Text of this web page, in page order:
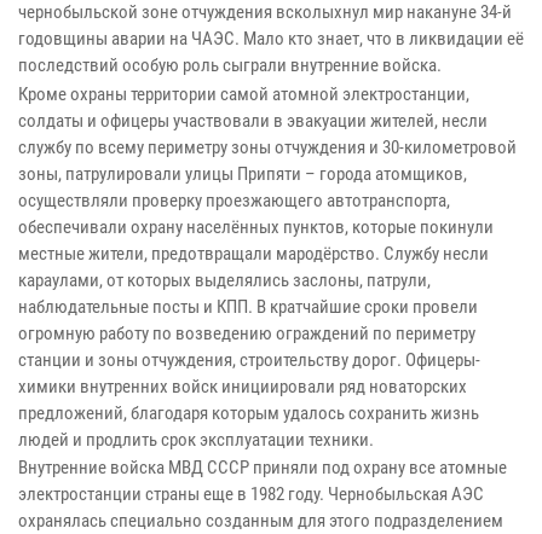
чернобыльской зоне отчуждения всколыхнул мир накануне 34-й
годовщины аварии на ЧАЭС. Мало кто знает, что в ликвидации её
последствий особую роль сыграли внутренние войска.
Кроме охраны территории самой атомной электростанции,
солдаты и офицеры участвовали в эвакуации жителей, несли
службу по всему периметру зоны отчуждения и 30-километровой
зоны, патрулировали улицы Припяти – города атомщиков,
осуществляли проверку проезжающего автотранспорта,
обеспечивали охрану населённых пунктов, которые покинули
местные жители, предотвращали мародёрство. Службу несли
караулами, от которых выделялись заслоны, патрули,
наблюдательные посты и КПП. В кратчайшие сроки провели
огромную работу по возведению ограждений по периметру
станции и зоны отчуждения, строительству дорог. Офицеры-
химики внутренних войск инициировали ряд новаторских
предложений, благодаря которым удалось сохранить жизнь
людей и продлить срок эксплуатации техники.
Внутренние войска МВД СССР приняли под охрану все атомные
электростанции страны еще в 1982 году. Чернобыльская АЭС
охранялась специально созданным для этого подразделением